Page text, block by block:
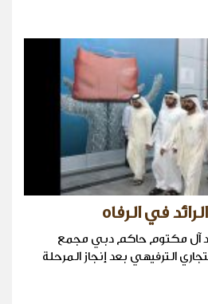
في الرفاه
آل مكتوم حاكم دبي مجمع
الترفيهي بعد إنجاز المرحلة